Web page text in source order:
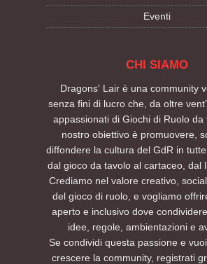
Eventi
CHI SIAMO
Dragons' Lair è una community
senza fini di lucro che, da oltre
appassionati di Giochi di Ruolo da
nostro obiettivo è promuovere,
diffondere la cultura del GdR in
dal gioco da tavolo al cartaceo, dal
Crediamo nel valore creativo,
del gioco di ruolo, e vogliamo
aperto e inclusivo dove
idee, regole, ambientazioni e
Se condividi questa passione e
crescere la community, registrati